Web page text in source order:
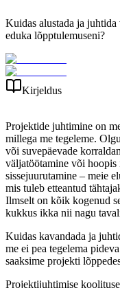
Kuidas alustada ja
eduka lõpptulemuseni?
Kirjeldus
Projektide juhtimine on
millega me tegeleme.
või suvepäevade
väljatöötamine või
sissejuurutamine – meie
mis tuleb etteantud
Ilmselt on kõik kogenud
kukkus ikka nii nagu
Kuidas kavandada ja
me ei pea tegelema
saaksime projekti
Projektijuhtimise